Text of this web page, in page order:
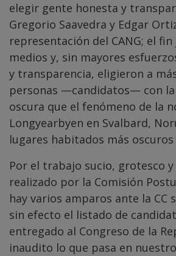
elegir gente honesta y
Gregorio Saavedra y Edgar
representación del CANG; el
medios y, sin mayores
y transparencia, eligieron a
personas —candidatos— con la
oscura que el fenómeno de la
Longyearbyen en Svalbard,
lugares habitados más
Por el trabajo sucio, grotesco
realizado por la Comisión
hay varios amparos ante la CC
sin efecto el listado de
entregado al Congreso de la
inaudito lo que pasa en